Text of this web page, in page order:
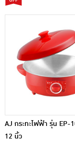
AJ กระทะไฟฟ้า รุ่น EP-
12 นิ้ว